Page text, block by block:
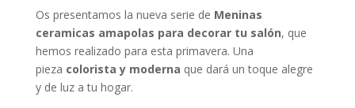
Os presentamos la nueva serie de Meninas
ceramicas amapolas para decorar tu salón, que
hemos realizado para esta primavera. Una
pieza colorista y moderna que dará un toque alegre
y de luz a tu hogar.